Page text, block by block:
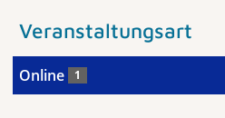
Veranstaltungsart
Online 1